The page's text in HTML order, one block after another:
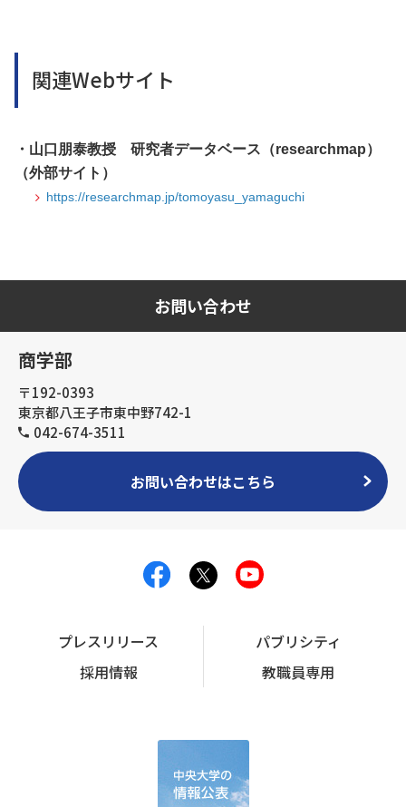
関連Webサイト
・山口朋泰教授 研究者データベース（researchmap）
（外部サイト）
https://researchmap.jp/tomoyasu_yamaguchi
お問い合わせ
商学部
〒192-0393
東京都八王子市東中野742-1
042-674-3511
お問い合わせはこちら
プレスリリース
パブリシティ
採用情報
教職員専用